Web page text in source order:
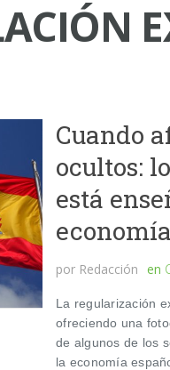
Cuando
ocultos:
está
por Redacción en
La regularización
ofreciendo una
de algunos de los
la economía